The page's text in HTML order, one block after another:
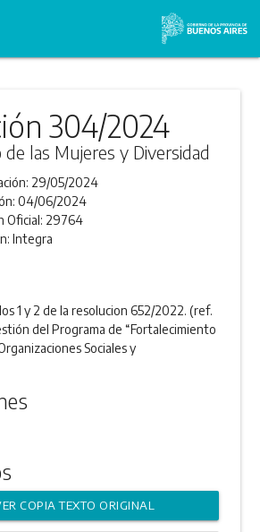
304/2024
las Mujeres y Diversidad
29/05/2024
04/06/2024
Oficial: 29764
Integra
1 y 2 de la resolucion 652/2022. (ref.
del Programa de “Fortalecimiento
Sociales y
COPIA TEXTO ORIGINAL